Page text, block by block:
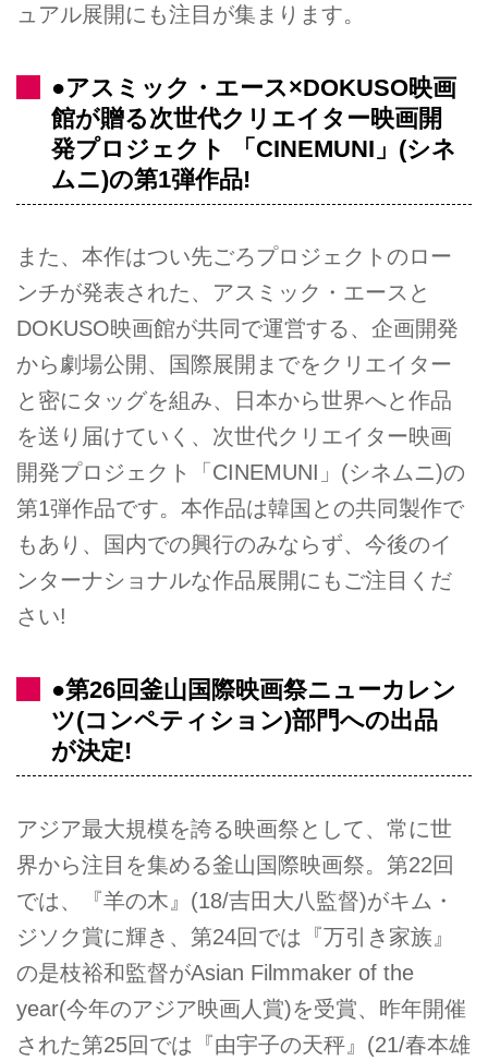
ュアル展開にも注目が集まります。
●アスミック・エース×DOKUSO映画
館が贈る次世代クリエイター映画開
発プロジェクト 「CINEMUNI」(シネ
ムニ)の第1弾作品!
また、本作はつい先ごろプロジェクトのロー
ンチが発表された、アスミック・エースと
DOKUSO映画館が共同で運営する、企画開発
から劇場公開、国際展開までをクリエイター
と密にタッグを組み、日本から世界へと作品
を送り届けていく、次世代クリエイター映画
開発プロジェクト「CINEMUNI」(シネムニ)の
第1弾作品です。本作品は韓国との共同製作で
もあり、国内での興行のみならず、今後のイ
ンターナショナルな作品展開にもご注目くだ
さい!
●第26回釜山国際映画祭ニューカレン
ツ(コンペティション)部門への出品
が決定!
アジア最大規模を誇る映画祭として、常に世
界から注目を集める釜山国際映画祭。第22回
では、『羊の木』(18/吉田大八監督)がキム・
ジソク賞に輝き、第24回では『万引き家族』
の是枝裕和監督がAsian Filmmaker of the
year(今年のアジア映画人賞)を受賞、昨年開催
された第25回では『由宇子の天秤』(21/春本雄